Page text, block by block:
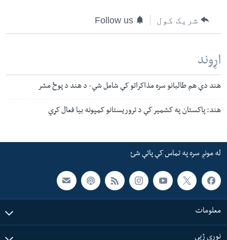
شریک کول Follow us
اړوند
هند دې هم طالبانو سره مذاکراتو کې شامل شي- د هند د پوځ مشر
هند: پاکستان په کشمیر کې د تروریستانو کمپونه بیا فعال کړي
له مونږ سره په تماس کې پاتې شئ
معلومات
نورې ژبې